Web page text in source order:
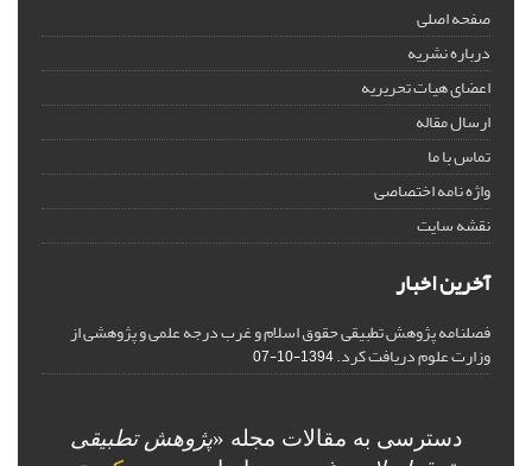
صفحه اصلی
درباره نشریه
اعضای هیات تحریریه
ارسال مقاله
تماس با ما
واژه نامه اختصاصی
نقشه سایت
آخرین اخبار
فصلنامه پژوهش تطبیقی حقوق اسلام و غرب درجه علمی و پژوهشی از
وزارت علوم دریافت کرد.1394-10-07
دسترسی به مقالات مجله «پژوهش تطبیقی